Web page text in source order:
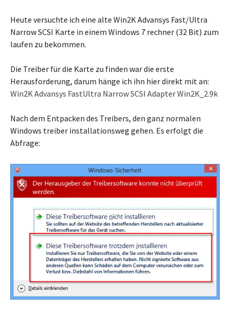
Heute versuchte ich eine alte Win2K Advansys Fast/Ultra
Narrow SCSI Karte in einem Windows 7 rechner (32 Bit) zum
laufen zu bekommen.
Die Treiber für die Karte zu finden war die erste
Herausforderung, darum hänge ich ihn hier direkt mit an:
Win2K Advansys FastUltra Narrow SCSI Adapter Win2K_2.9k
Nach dem Entpacken des Treibers, den ganz normalen
Windows treiber installationsweg gehen. Es erfolgt die
Abfrage: